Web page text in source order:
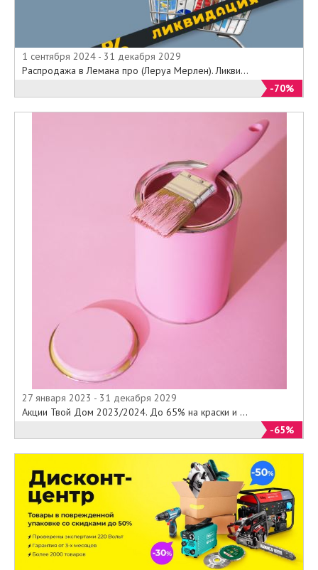
1 сентября 2024 - 31 декабря 2029
Распродажа в Лемана про (Леруа Мерлен). Ликви...
-70%
27 января 2023 - 31 декабря 2029
Акции Твой Дом 2023/2024. До 65% на краски и ...
-65%